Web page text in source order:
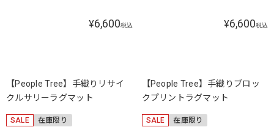
¥6,600税込 ¥6,600税込
【People Tree】手織りリサイ
クルサリーラグマット
SALE 在庫限り
【People Tree】手織りブロッ
クプリントラグマット
SALE 在庫限り